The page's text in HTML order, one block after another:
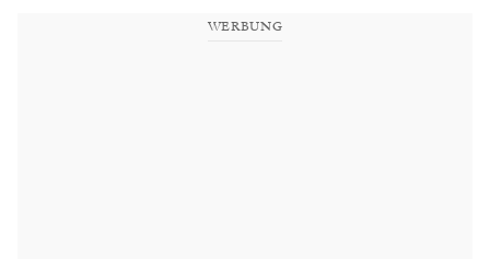
WERBUNG